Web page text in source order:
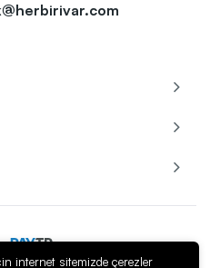
internet sitemizde çerezler